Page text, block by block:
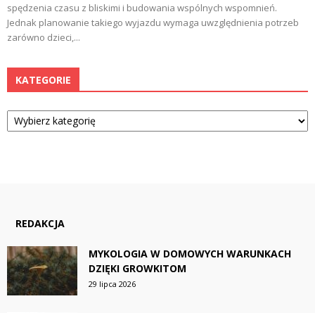
spędzenia czasu z bliskimi i budowania wspólnych wspomnień.
Jednak planowanie takiego wyjazdu wymaga uwzględnienia potrzeb
zarówno dzieci,...
KATEGORIE
Kategorie
REDAKCJA
MYKOLOGIA W DOMOWYCH WARUNKACH
DZIĘKI GROWKITOM
29 lipca 2026